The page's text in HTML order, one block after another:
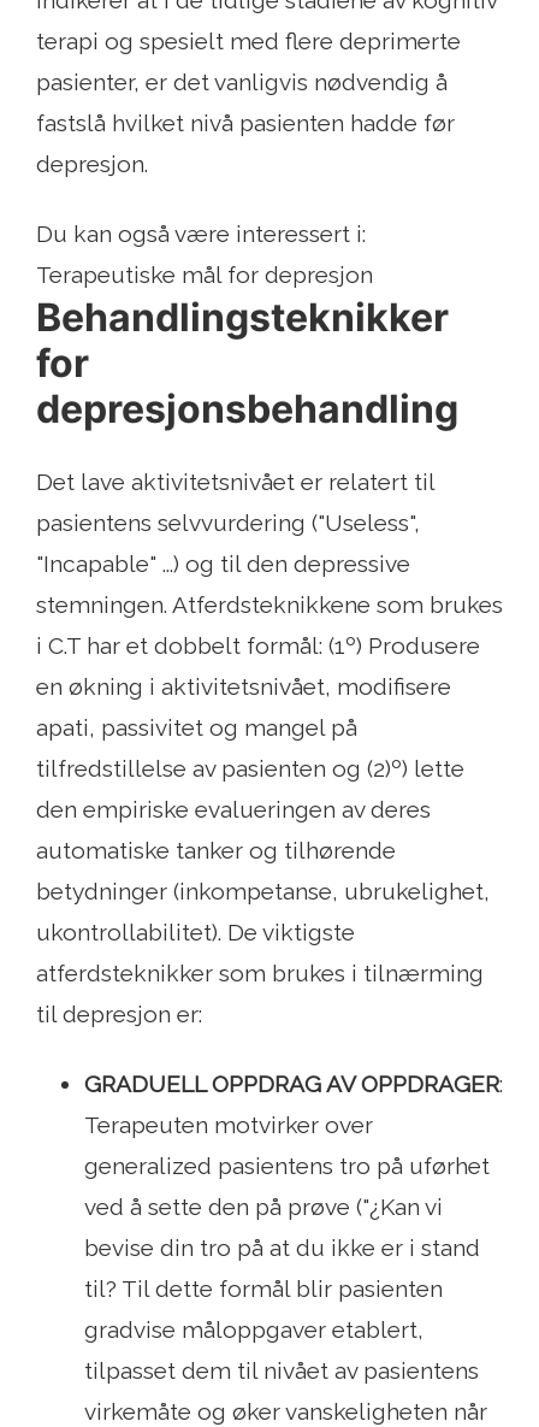
terapi og spesielt med flere deprimerte
pasienter, er det vanligvis nødvendig å
fastslå hvilket nivå pasienten hadde før
depresjon.
Du kan også være interessert i:
Terapeutiske mål for depresjon
Behandlingsteknikker
for
depresjonsbehandling
Det lave aktivitetsnivået er relatert til
pasientens selvvurdering ("Useless",
"Incapable" ...) og til den depressive
stemningen. Atferdsteknikkene som brukes
i C.T har et dobbelt formål: (1º) Produsere
en økning i aktivitetsnivået, modifisere
apati, passivitet og mangel på
tilfredstillelse av pasienten og (2)º) lette
den empiriske evalueringen av deres
automatiske tanker og tilhørende
betydninger (inkompetanse, ubrukelighet,
ukontrollabilitet). De viktigste
atferdsteknikker som brukes i tilnærming
til depresjon er:
GRADUELL OPPDRAG AV OPPDRAGER:
Terapeuten motvirker over
generalized pasientens tro på uførhet
ved å sette den på prøve ("¿Kan vi
bevise din tro på at du ikke er i stand
til? Til dette formål blir pasienten
gradvise måloppgaver etablert,
tilpasset dem til nivået av pasientens
virkemåte og øker vanskeligheten når